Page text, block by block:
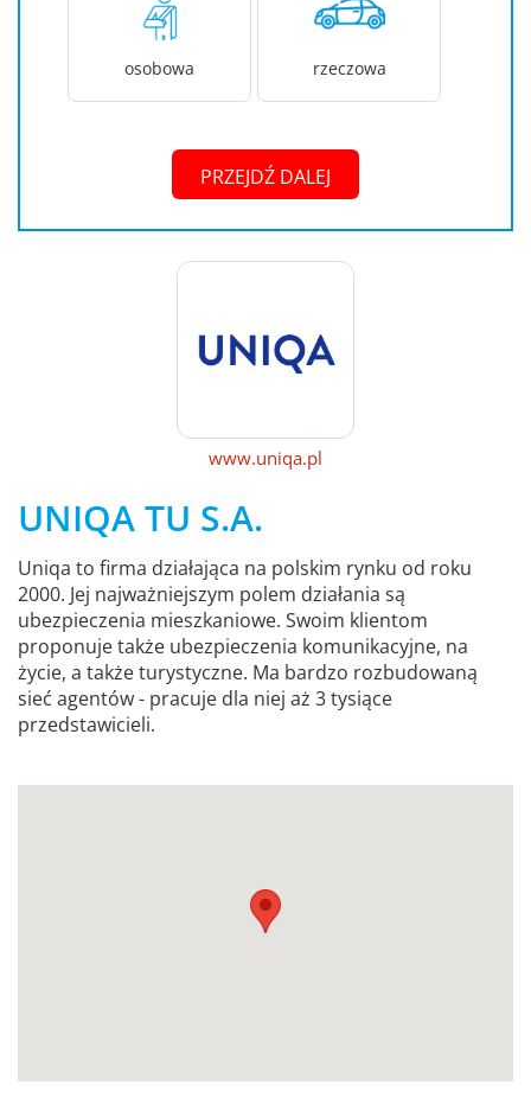
osobowa rzeczowa
PRZEJDŹ DALEJ
www.uniqa.pl
UNIQA TU S.A.
Uniqa to firma działająca na polskim rynku od roku
2000. Jej najważniejszym polem działania są
ubezpieczenia mieszkaniowe. Swoim klientom
proponuje także ubezpieczenia komunikacyjne, na
życie, a także turystyczne. Ma bardzo rozbudowaną
sieć agentów - pracuje dla niej aż 3 tysiące
przedstawicieli.